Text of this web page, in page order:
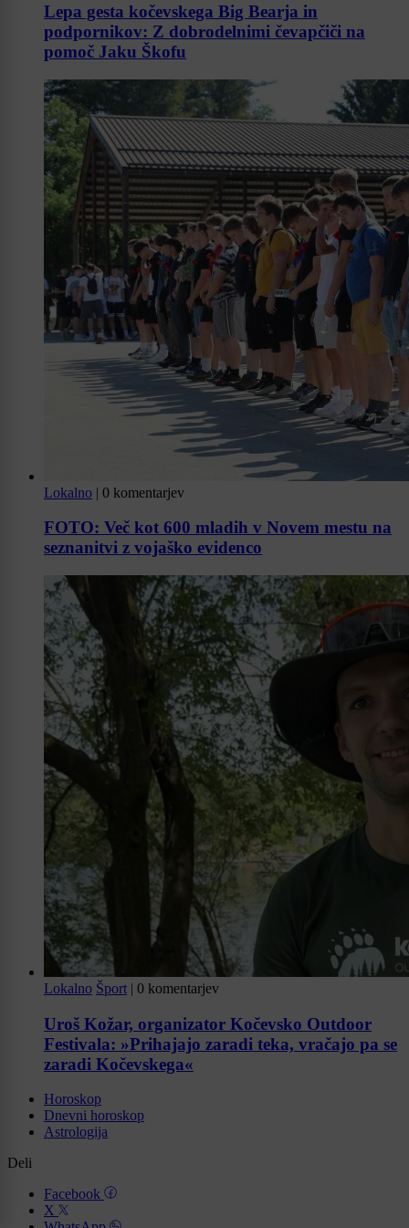
Lepa gesta kočevskega Big Bearja in
podpornikov: Z dobrodelnimi čevapčiči na
pomoč Jaku Škofu
Lokalno | 0 komentarjev
FOTO: Več kot 600 mladih v Novem mestu na
seznanitvi z vojaško evidenco
Lokalno Šport | 0 komentarjev
Uroš Kožar, organizator Kočevsko Outdoor
Festivala: »Prihajajo zaradi teka, vračajo pa se
zaradi Kočevskega«
Horoskop
Dnevni horoskop
Astrologija
Deli
Facebook
X